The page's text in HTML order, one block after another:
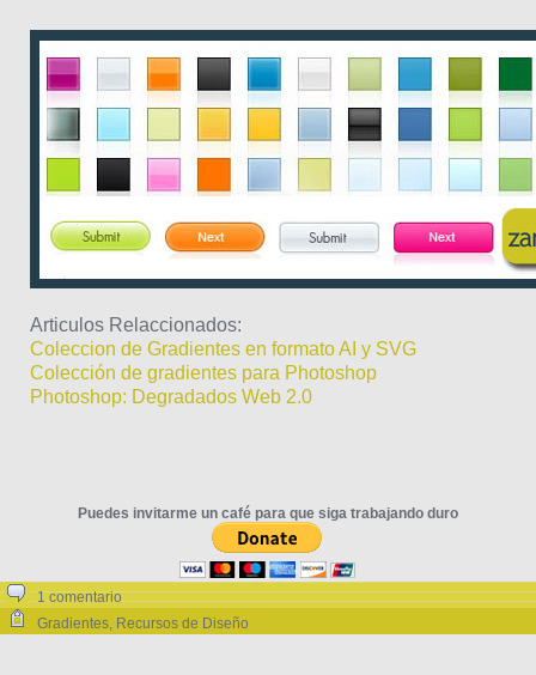
Articulos Relaccionados:
Coleccion de Gradientes en formato AI y SVG
Colección de gradientes para Photoshop
Photoshop: Degradados Web 2.0
Puedes invitarme un café para que siga trabajando duro
1 comentario
Gradientes, Recursos de Diseño